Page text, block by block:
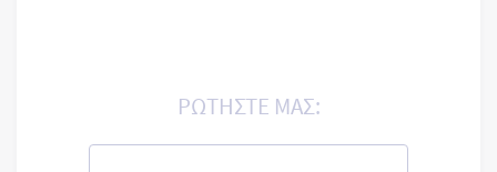
ΡΩΤΗΣΤΕ ΜΑΣ: